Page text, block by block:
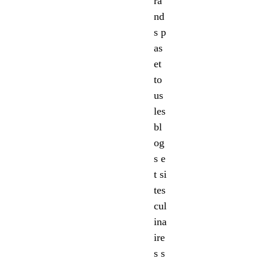
nd
s p
as
et
to
us
les
bl
og
s e
t si
tes
cul
ina
ire
s s